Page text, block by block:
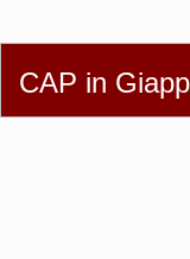
Deutsch
Français
CAP in